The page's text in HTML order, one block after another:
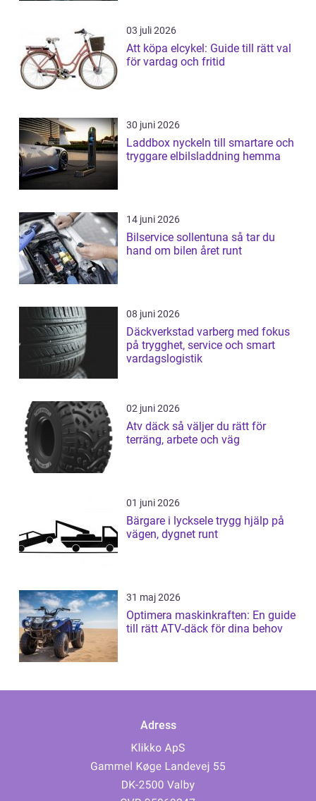
03 juli 2026
Att köpa elcykel: Guide till rätt val
för vardag och fritid
30 juni 2026
Laddbox nyckeln till smartare och
tryggare elbilsladdning hemma
14 juni 2026
Bilservice sollentuna så tar du
hand om bilen året runt
08 juni 2026
Däckverkstad varberg med fokus
på trygghet, service och smart
vardagslogistik
02 juni 2026
Atv däck så väljer du rätt för
terräng, arbete och väg
01 juni 2026
Bärgare i lycksele trygg hjälp på
vägen, dygnet runt
31 maj 2026
Optimera maskinkraften: En guide
till rätt ATV-däck för dina behov
Adress